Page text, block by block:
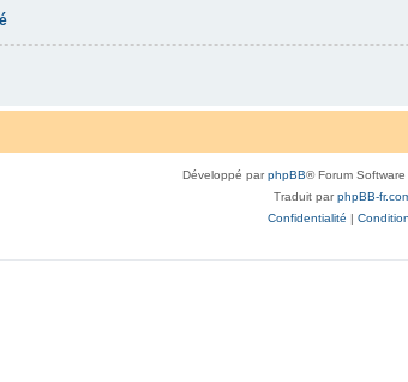
Développé parphpBB® Forum
Traduit parphpBB-
Confidentialité |